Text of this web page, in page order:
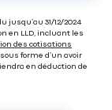
jusqu’au 31/12/2024
en LLD, incluant les
des cotisations
forme d’un avoir
en déduction de